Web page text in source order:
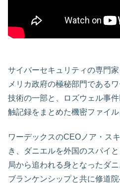
サイバーセキュリティの専門
メリカ政府の極秘部門である
技術の一部と、ロズウェル事
触記録をまとめた機密ファイル
ワーデックスのCEOノア・ス
き、ダニエルを外国のスパイ
局から追われる身となったダ
ブランケンシップと共に修道院